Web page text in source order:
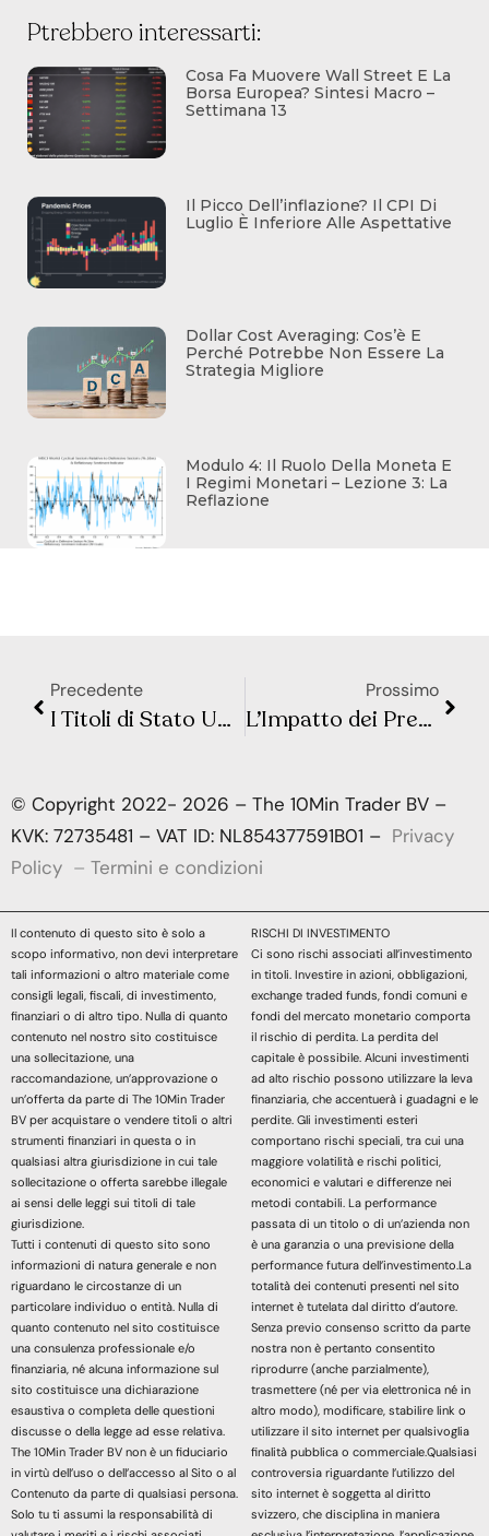
Ptrebbero interessarti:
Cosa Fa Muovere Wall Street E La
Borsa Europea? Sintesi Macro –
Settimana 13
Il Picco Dell’inflazione? Il CPI Di
Luglio È Inferiore Alle Aspettative
Dollar Cost Averaging: Cos’è E
Perché Potrebbe Non Essere La
Strategia Migliore
Modulo 4: Il Ruolo Della Moneta E
I Regimi Monetari – Lezione 3: La
Reflazione
Precedente
I Titoli di Stato USA Non Sono più Sicuri Come Prima? Ecco Cosa Sta Cambiando Davvero
Prossimo
L’Impatto dei Presidenti USA sulla Borsa: Verità, Miti e Conseguenze Reali
© Copyright 2022- 2026 – The 10Min Trader BV –
KVK: 72735481 – VAT ID: NL854377591B01 – Privacy
Policy – Termini e condizioni
Il contenuto di questo sito è solo a
scopo informativo, non devi interpretare
tali informazioni o altro materiale come
consigli legali, fiscali, di investimento,
finanziari o di altro tipo. Nulla di quanto
contenuto nel nostro sito costituisce
una sollecitazione, una
raccomandazione, un’approvazione o
un’offerta da parte di The 10Min Trader
BV per acquistare o vendere titoli o altri
strumenti finanziari in questa o in
qualsiasi altra giurisdizione in cui tale
sollecitazione o offerta sarebbe illegale
ai sensi delle leggi sui titoli di tale
giurisdizione.
Tutti i contenuti di questo sito sono
informazioni di natura generale e non
riguardano le circostanze di un
particolare individuo o entità. Nulla di
quanto contenuto nel sito costituisce
una consulenza professionale e/o
finanziaria, né alcuna informazione sul
sito costituisce una dichiarazione
esaustiva o completa delle questioni
discusse o della legge ad esse relativa.
The 10Min Trader BV non è un fiduciario
in virtù dell’uso o dell’accesso al Sito o al
Contenuto da parte di qualsiasi persona.
Solo tu ti assumi la responsabilità di
RISCHI DI INVESTIMENTO
Ci sono rischi associati all’investimento
in titoli. Investire in azioni, obbligazioni,
exchange traded funds, fondi comuni e
fondi del mercato monetario comporta
il rischio di perdita. La perdita del
capitale è possibile. Alcuni investimenti
ad alto rischio possono utilizzare la leva
finanziaria, che accentuerà i guadagni e le
perdite. Gli investimenti esteri
comportano rischi speciali, tra cui una
maggiore volatilità e rischi politici,
economici e valutari e differenze nei
metodi contabili. La performance
passata di un titolo o di un’azienda non
è una garanzia o una previsione della
performance futura dell’investimento.La
totalità dei contenuti presenti nel sito
internet è tutelata dal diritto d’autore.
Senza previo consenso scritto da parte
nostra non è pertanto consentito
riprodurre (anche parzialmente),
trasmettere (né per via elettronica né in
altro modo), modificare, stabilire link o
utilizzare il sito internet per qualsivoglia
finalità pubblica o commerciale.Qualsiasi
controversia riguardante l’utilizzo del
sito internet è soggetta al diritto
svizzero, che disciplina in maniera